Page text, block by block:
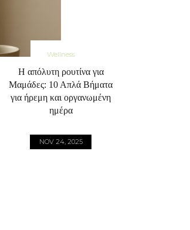
Wellness
Η απόλυτη ρουτίνα για
Μαμάδες: 10 Απλά Βήματα
για ήρεμη και οργανωμένη
ημέρα
NOV 24, 2025